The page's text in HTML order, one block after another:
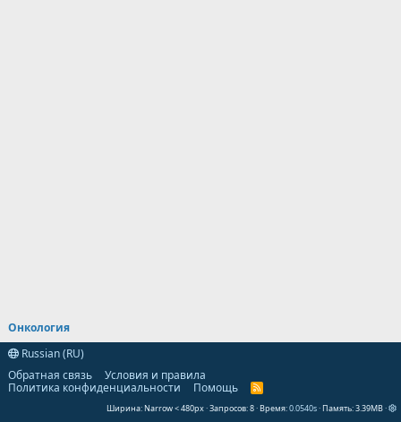
Онкология
Russian (RU)
Обратная связь
Условия и правила
Политика конфиденциальности
Помощь
R
S
Ширина Запросов 8 Время 0.0540s Память 3.39MB